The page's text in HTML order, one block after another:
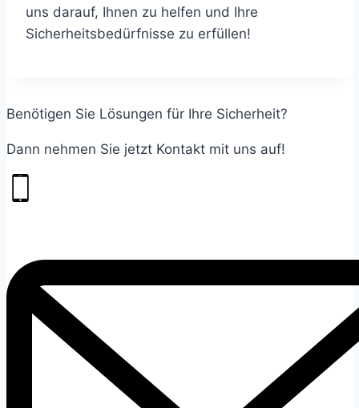
uns darauf, Ihnen zu helfen und Ihre
Sicherheitsbedürfnisse zu erfüllen!
Benötigen Sie Lösungen für Ihre Sicherheit?
Dann nehmen Sie jetzt Kontakt mit uns auf!